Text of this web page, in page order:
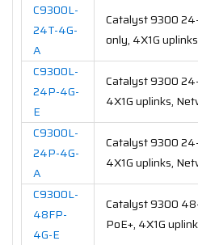
C9300L-
24T-4G-
A
Catalyst 9300
only, 4X1G
C9300L-
24P-4G-
E
Catalyst 9300
4X1G uplinks,
C9300L-
24P-4G-
A
Catalyst 9300
4X1G uplinks,
C9300L-
48FP-
4G-E
Catalyst 9300
PoE+, 4X1G